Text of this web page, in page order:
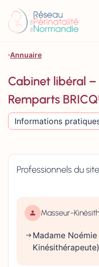
Annuaire
Cabinet libéral –
Remparts
Informations
Professionnels du site
Masseur-
Madame
Kinésithérapeute)